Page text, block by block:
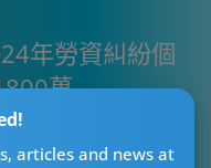
articles and news at
年勞資糾紛個
萬